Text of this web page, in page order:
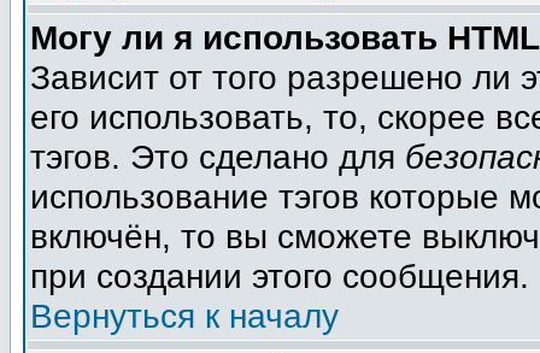
Могу ли я использовать
Зависит от того разрешено ли
его использовать, то, скорее
тэгов. Это сделано для
использование тэгов которые
включён, то вы сможете
при создании этого сообщения.
Вернуться к началу